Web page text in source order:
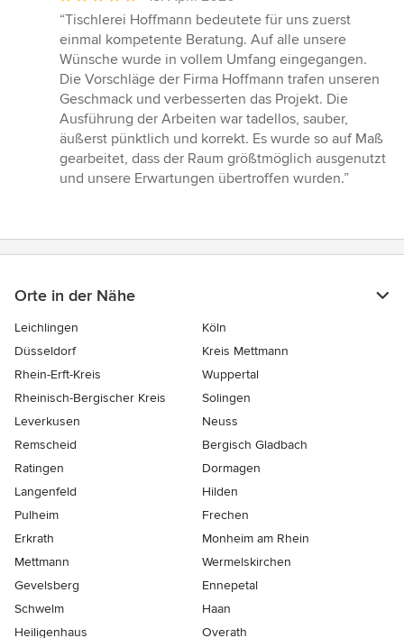
Bewertung:
5
von
5
Sternen
“Tischlerei Hoffmann bedeutete für uns zuerst
einmal kompetente Beratung. Auf alle unsere
Wünsche wurde in vollem Umfang eingegangen.
Die Vorschläge der Firma Hoffmann trafen unseren
Geschmack und verbesserten das Projekt. Die
Ausführung der Arbeiten war tadellos, sauber,
äußerst pünktlich und korrekt. Es wurde so auf Maß
gearbeitet, dass der Raum größtmöglich ausgenutzt
und unsere Erwartungen übertroffen wurden.”
Orte in der Nähe
Leichlingen
Köln
Düsseldorf
Kreis Mettmann
Rhein-Erft-Kreis
Wuppertal
Rheinisch-Bergischer Kreis
Solingen
Leverkusen
Neuss
Remscheid
Bergisch Gladbach
Ratingen
Dormagen
Langenfeld
Hilden
Pulheim
Frechen
Erkrath
Monheim am Rhein
Mettmann
Wermelskirchen
Gevelsberg
Ennepetal
Schwelm
Haan
Heiligenhaus
Overath